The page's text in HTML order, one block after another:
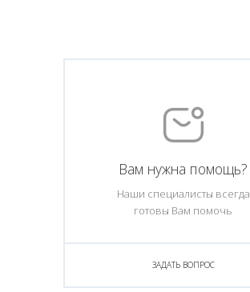
Вам нужна помощь?
Наши специалисты всегда
готовы Вам помочь
ЗАДАТЬ ВОПРОС